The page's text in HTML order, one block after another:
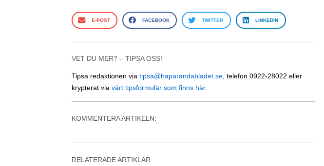
E-POST FACEBOOK TWITTER LINKEDIN
VET DU MER? – TIPSA OSS!
Tipsa redaktionen via tipsa@haparandabladet.se , telefon 0922-28022 eller
krypterat via vårt tipsformulär som finns här.
KOMMENTERA ARTIKELN:
RELATERADE ARTIKLAR